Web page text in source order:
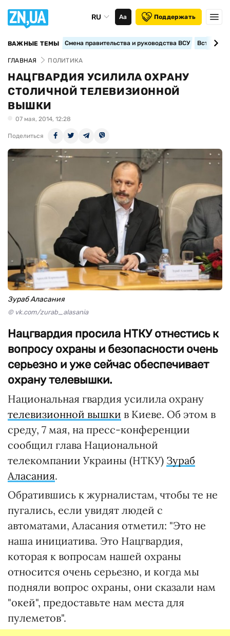
RU Аа Поддержать
ВАЖНЫЕ ТЕМЫ Смена правительства и руководства ВСУ
ГЛАВНАЯ ПОЛИТИКА
НАЦГВАРДИЯ УСИЛИЛА ОХРАНУ
СТОЛИЧНОЙ ТЕЛЕВИЗИОННОЙ
ВЫШКИ
07 мая, 2014, 12:28
Поделиться
Зураб Аласания
© vk.com/zurab_alasania
Нацгвардия просила НТКУ отнестись к
вопросу охраны и безопасности очень
серьезно и уже сейчас обеспечивает
охрану телевышки.
Национальная гвардия усилила охрану
телевизионной вышки в Киеве. Об этом в
среду, 7 мая, на пресс-конференции
сообщил глава Национальной
телекомпании Украины (НТКУ) Зураб
Аласания.
Обратившись к журналистам, чтобы те не
пугались, если увидят людей с
автоматами, Аласания отметил: "Это не
наша инициатива. Это Нацгвардия,
которая к вопросам нашей охраны
относится очень серьезно, и когда мы
подняли вопрос охраны, они сказали нам
"окей", предоставьте нам места для
пулеметов".